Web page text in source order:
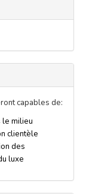
capables de:
le milieu
clientèle
des
luxe